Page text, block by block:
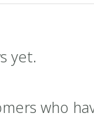
yet.
who